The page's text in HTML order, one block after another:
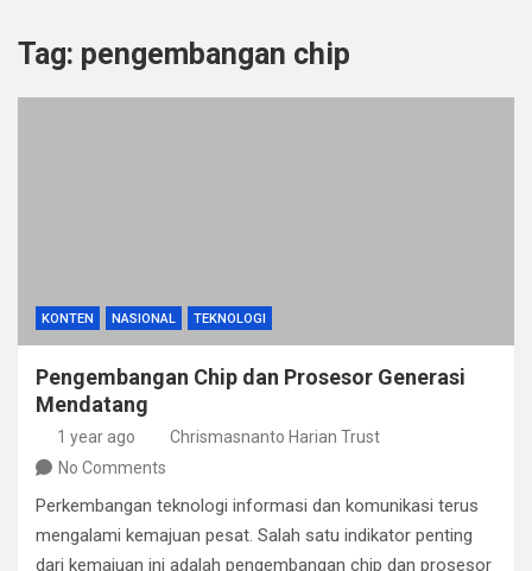
Tag: pengembangan chip
KONTEN NASIONAL TEKNOLOGI
Pengembangan Chip dan Prosesor Generasi
Mendatang
1 year ago
Chrismasnanto Harian Trust
No Comments
Perkembangan teknologi informasi dan komunikasi terus
mengalami kemajuan pesat. Salah satu indikator penting
dari kemajuan ini adalah pengembangan chip dan prosesor